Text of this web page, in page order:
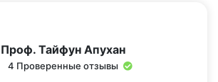
Проф. Тайфун Апухан
4 Проверенные отзывы